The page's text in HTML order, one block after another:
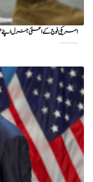
امریکی فوج کے اعلیٰ جنرل